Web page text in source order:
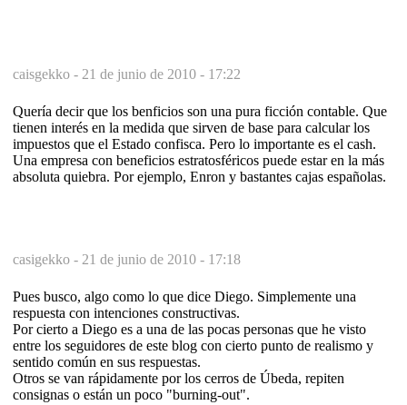
caisgekko - 21 de junio de 2010 - 17:22
Quería decir que los benficios son una pura ficción contable. Que
tienen interés en la medida que sirven de base para calcular los
impuestos que el Estado confisca. Pero lo importante es el cash.
Una empresa con beneficios estratosféricos puede estar en la más
absoluta quiebra. Por ejemplo, Enron y bastantes cajas españolas.
casigekko - 21 de junio de 2010 - 17:18
Pues busco, algo como lo que dice Diego. Simplemente una
respuesta con intenciones constructivas.
Por cierto a Diego es a una de las pocas personas que he visto
entre los seguidores de este blog con cierto punto de realismo y
sentido común en sus respuestas.
Otros se van rápidamente por los cerros de Úbeda, repiten
consignas o están un poco "burning-out".